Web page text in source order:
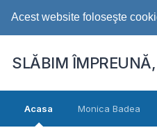
Acest website foloseşte
SLĂBIM
Acasa Monica Badea